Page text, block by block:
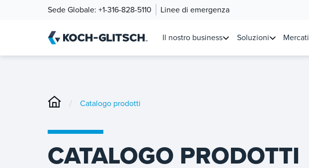
Sede Globale: +1-316-828-5110 Linee di emergenza
Il nostro business Soluzioni Mercati
/ Catalogo prodotti
CATALOGO PRODOTTI